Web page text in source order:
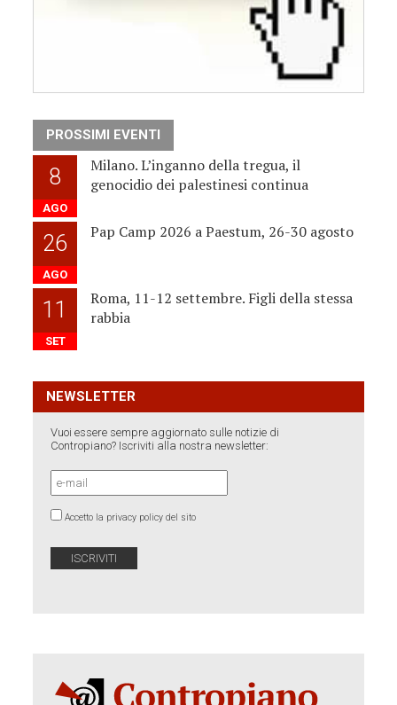
PROSSIMI EVENTI
8
AGO
Milano. L’inganno della tregua, il
genocidio dei palestinesi continua
26
AGO
Pap Camp 2026 a Paestum, 26-30 agosto
11
SET
Roma, 11-12 settembre. Figli della stessa
rabbia
NEWSLETTER
Vuoi essere sempre aggiornato sulle notizie di
Contropiano? Iscriviti alla nostra newsletter:
Accetto la privacy policy del sito